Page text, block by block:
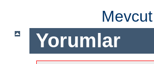
Yorumlar